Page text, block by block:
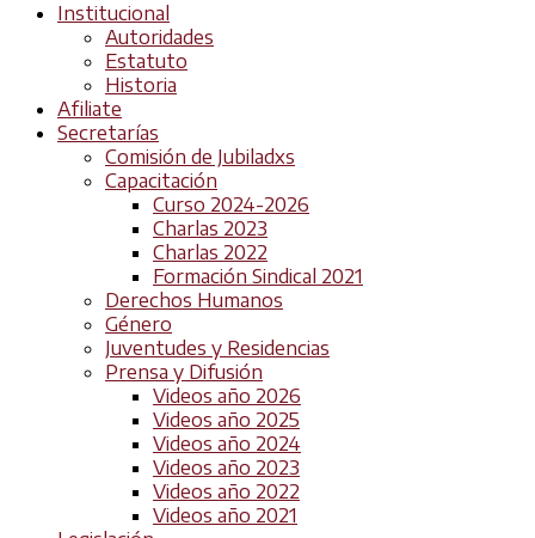
Institucional
Autoridades
Estatuto
Historia
Afiliate
Secretarías
Comisión de Jubiladxs
Capacitación
Curso 2024-2026
Charlas 2023
Charlas 2022
Formación Sindical 2021
Derechos Humanos
Género
Juventudes y Residencias
Prensa y Difusión
Videos año 2026
Videos año 2025
Videos año 2024
Videos año 2023
Videos año 2022
Videos año 2021